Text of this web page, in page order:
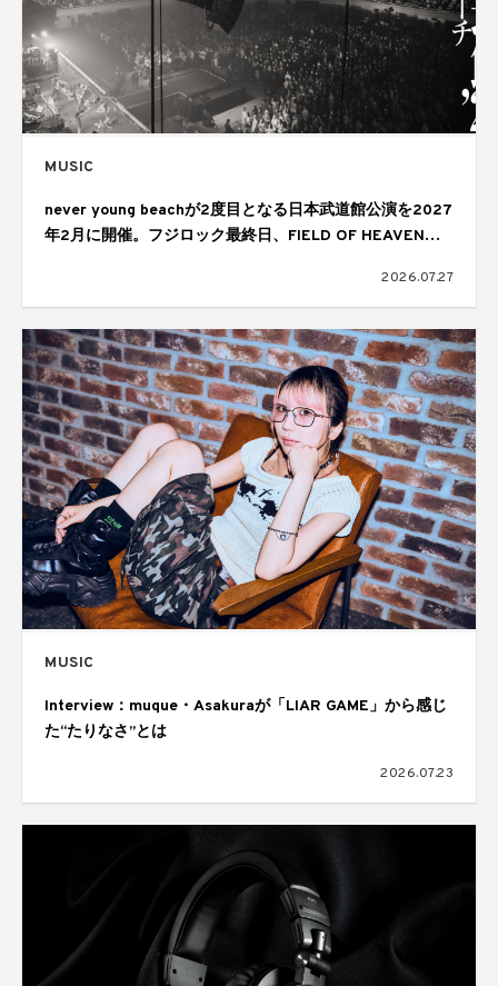
MUSIC
never young beachが2度目となる日本武道館公演を2027
年2月に開催。フジロック最終日、FIELD OF HEAVENの
2026.07.27
MUSIC
Interview：muque・Asakuraが「LIAR GAME」から感じ
た“たりなさ”とは
2026.07.23